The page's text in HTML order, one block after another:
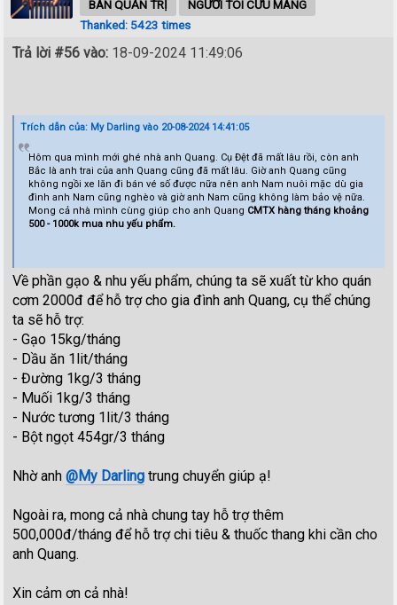
BAN QUẢN TRỊ
NGƯỜI TÔI CƯU MANG
Thanked: 5423 times
Trả lời #56 vào: 18-09-2024 11:49:06
Trích dẫn của: My Darling vào 20-08-2024 14:41:05
Hôm qua mình mới ghé nhà anh Quang. Cụ Đệt đã mất lâu rồi, còn anh
Bắc là anh trai của anh Quang cũng đã mất lâu. Giờ anh Quang cũng
không ngồi xe lăn đi bán vé số được nữa nên anh Nam nuôi mặc dù gia
đình anh Nam cũng nghèo và giờ anh Nam cũng không làm bảo vệ nữa.
Mong cả nhà mình cùng giúp cho anh Quang CMTX hàng tháng khoảng
500 - 1000k mua nhu yếu phẩm.
Về phần gạo & nhu yếu phẩm, chúng ta sẽ xuất từ kho quán
cơm 2000đ để hỗ trợ cho gia đình anh Quang, cụ thể chúng
ta sẽ hỗ trợ:
- Gạo 15kg/tháng
- Dầu ăn 1lit/tháng
- Đường 1kg/3 tháng
- Muối 1kg/3 tháng
- Nước tương 1lit/3 tháng
- Bột ngọt 454gr/3 tháng
Nhờ anh@My Darling trung chuyển giúp ạ!
Ngoài ra, mong cả nhà chung tay hỗ trợ thêm
500,000đ/tháng để hỗ trợ chi tiêu & thuốc thang khi cần cho
anh Quang.
Xin cảm ơn cả nhà!